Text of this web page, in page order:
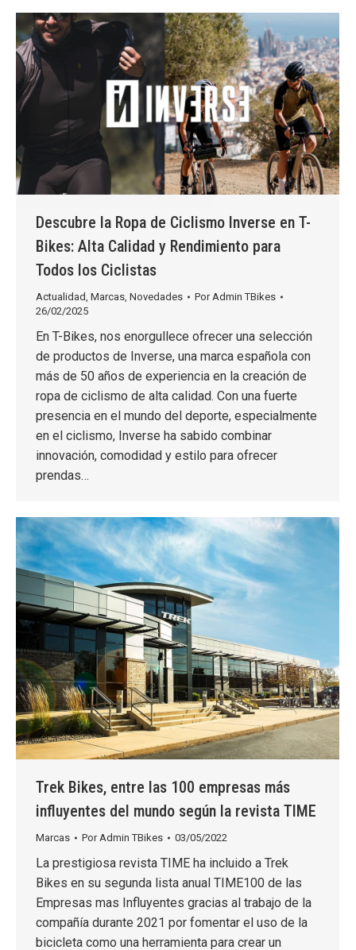
Descubre la Ropa de Ciclismo Inverse en T-
Bikes: Alta Calidad y Rendimiento para
Todos los Ciclistas
Actualidad Marcas Novedades Por Admin TBikes
26/02/2025
En T-Bikes, nos enorgullece ofrecer una selección
de productos de Inverse, una marca española con
más de 50 años de experiencia en la creación de
ropa de ciclismo de alta calidad. Con una fuerte
presencia en el mundo del deporte, especialmente
en el ciclismo, Inverse ha sabido combinar
innovación, comodidad y estilo para ofrecer
prendas…
Trek Bikes, entre las 100 empresas más
influyentes del mundo según la revista TIME
Marcas PorAdmin TBikes 03/05/2022
La prestigiosa revista TIME ha incluido a Trek
Bikes en su segunda lista anual TIME100 de las
Empresas mas Influyentes gracias al trabajo de la
compañía durante 2021 por fomentar el uso de la
bicicleta como una herramienta para crear un